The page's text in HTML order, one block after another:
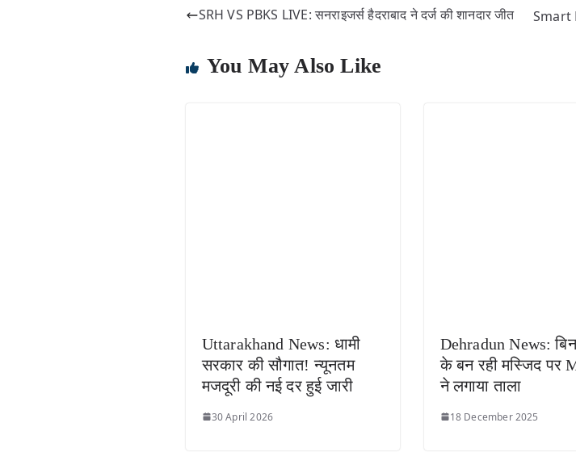
SRH VS PBKS LIVE: सनराइजर्स हैदराबाद ने दर्ज की शानदार जीत Smart
You May Also Like
Uttarakhand News: धामी
सरकार की सौगात! न्यूनतम
मजदूरी की नई दर हुई जारी
30 April 2026
Dehradun News:
के बन रही मस्जिद पर
ने लगाया ताला
18 December 2025